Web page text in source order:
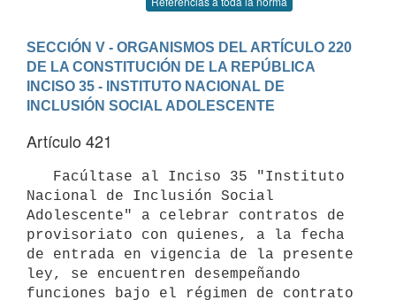
SECCIÓN V - ORGANISMOS DEL ARTÍCULO 220
DE LA CONSTITUCIÓN DE LA REPÚBLICA
INCISO 35 - INSTITUTO NACIONAL DE
INCLUSIÓN SOCIAL ADOLESCENTE
Artículo 421
Nacional de Inclusión Social
Adolescente" a celebrar contratos de
provisoriato con quienes, a la fecha
de entrada en vigencia de la presente
ley, se encuentren desempeñando
funciones bajo el régimen de contrato